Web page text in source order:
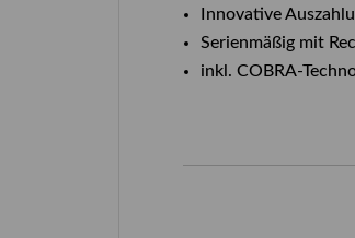
Innovative
Serienmäßig mit
inkl. COBRA-